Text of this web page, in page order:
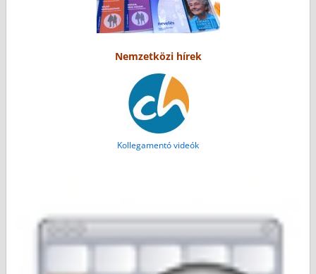
Nemzetközi hírek
Kollegamentó videók